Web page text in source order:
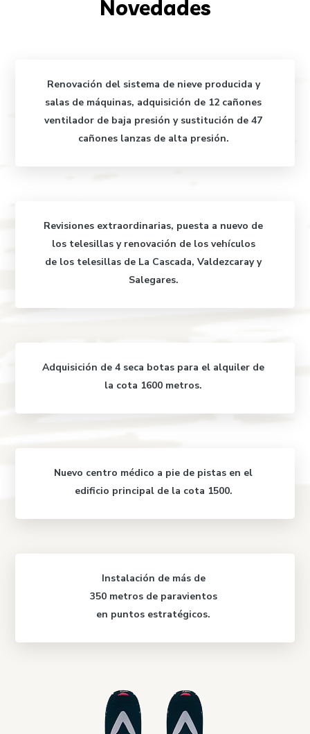
Novedades
Renovación del sistema de nieve producida y
salas de máquinas, adquisición de 12 cañones
ventilador de baja presión y sustitución de 47
cañones lanzas de alta presión.
Revisiones extraordinarias, puesta a nuevo de
los telesillas y renovación de los vehículos
de los telesillas de La Cascada, Valdezcaray y
Salegares.
Adquisición de 4 seca botas para el alquiler de
la cota 1600 metros.
Nuevo centro médico a pie de pistas en el
edificio principal de la cota 1500.
Instalación de más de
350 metros de paravientos
en puntos estratégicos.